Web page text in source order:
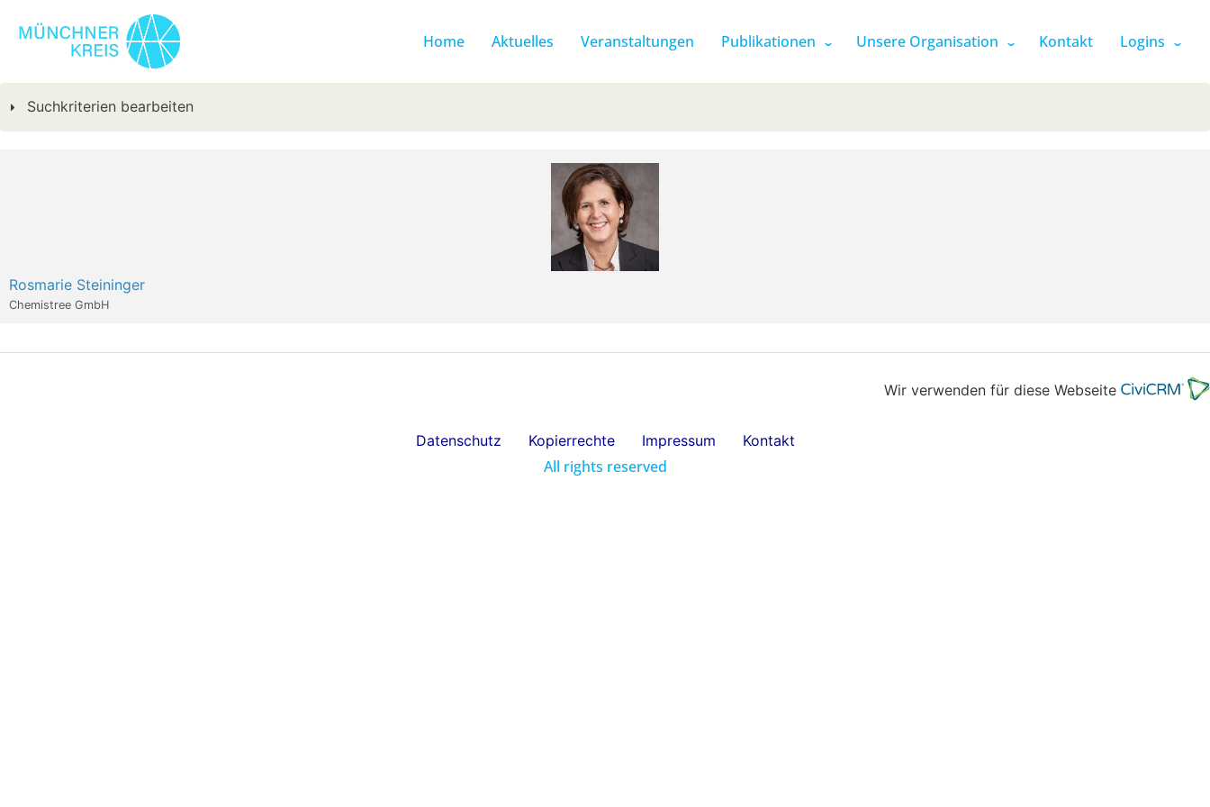
Home Aktuelles Veranstaltungen Publikationen Unsere Organisation Kontakt Logins
Suchkriterien bearbeiten
Rosmarie Steininger
Chemistree GmbH
Wir verwenden für diese Webseite
Datenschutz Kopierrechte Impressum Kontakt
All rights reserved